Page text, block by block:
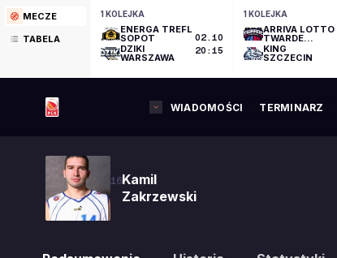
MECZE
TABELA
1 KOLEJKA
ENERGA TREFL
SOPOT
DZIKI
WARSZAWA
02.10
20:15
1 KOLEJKA
ARRIVA LOTTO
TWARDE
PIERNIKI
TORUŃ
KING
SZCZECIN
WIADOMOŚCI TERMINARZ
16Kamil
Zakrzewski